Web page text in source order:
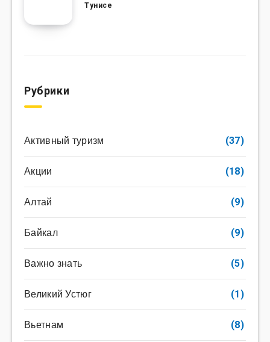
Тунисе
Рубрики
Активный туризм (37)
Акции (18)
Алтай (9)
Байкал (9)
Важно знать (5)
Великий Устюг (1)
Вьетнам (8)